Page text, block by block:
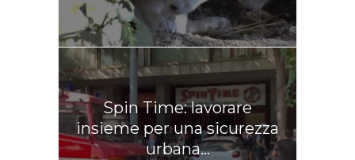
Spin Time: lavorare
insieme per una sicurezza
urbana...